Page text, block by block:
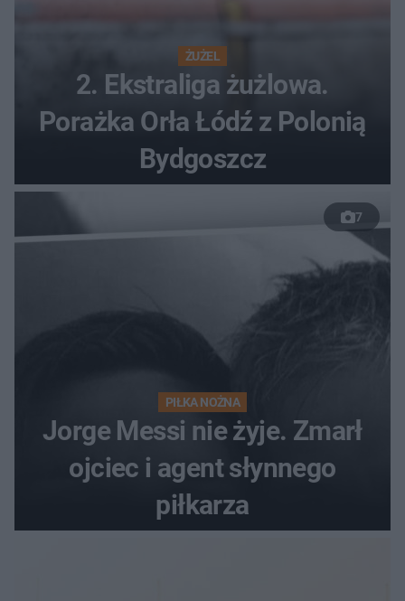
ŻUŻEL
2. Ekstraliga żużlowa.
Porażka Orła Łódź z Polonią
Bydgoszcz
7
PIŁKA NOŻNA
Jorge Messi nie żyje. Zmarł
ojciec i agent słynnego
piłkarza